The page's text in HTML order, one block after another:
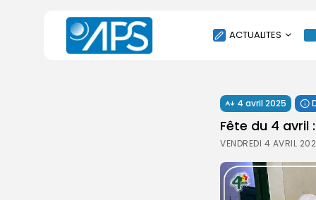
ACTUALITES
SOCIÉTÉ
ÉCONOMIE
CULTURE
SPORT
ENVIRONNEMENT
4 avril 2025
Fête du 4 avril
VENDREDI 4 AVRIL